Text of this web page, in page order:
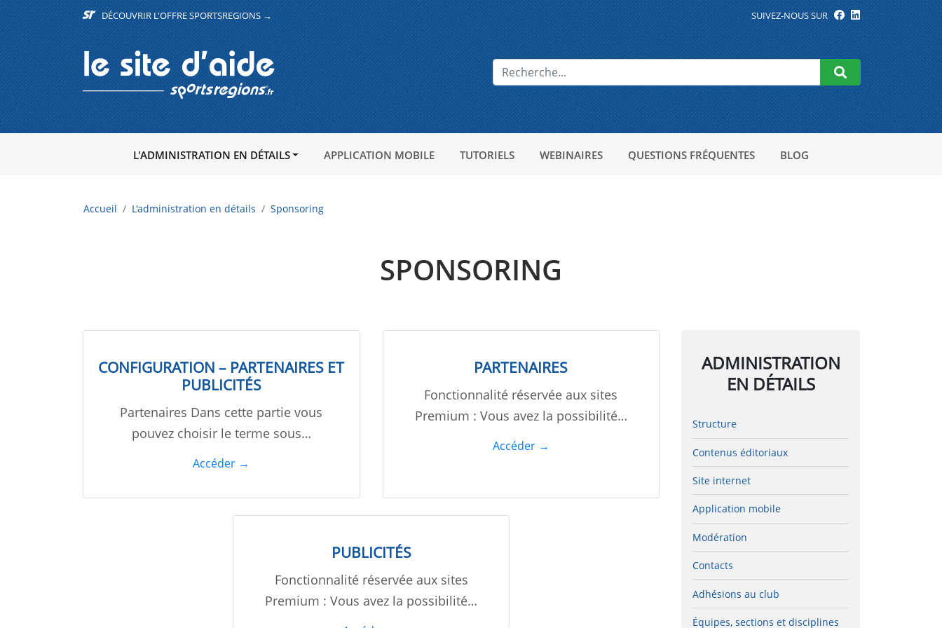
DÉCOUVRIR L'OFFRE SPORTSREGIONS → SUIVEZ-NOUS SUR
L'ADMINISTRATION EN DÉTAILS APPLICATION MOBILE TUTORIELS WEBINAIRES QUESTIONS FRÉQUENTES BLOG
Accueil L'administration en détails Sponsoring
SPONSORING
CONFIGURATION – PARTENAIRES ET
PUBLICITÉS
Partenaires Dans cette partie vous
pouvez choisir le terme sous…
Accéder →
PARTENAIRES
Fonctionnalité réservée aux sites
Premium : Vous avez la possibilité…
Accéder →
PUBLICITÉS
Fonctionnalité réservée aux sites
Premium : Vous avez la possibilité…
ADMINISTRATION
EN DÉTAILS
Structure
Contenus éditoriaux
Site internet
Application mobile
Modération
Contacts
Adhésions au club
Équipes, sections et disciplines